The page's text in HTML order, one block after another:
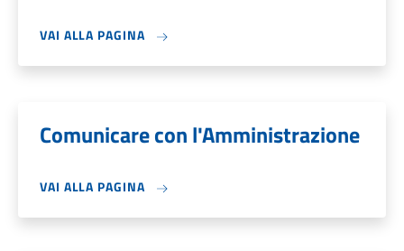
VAI ALLA PAGINA
Comunicare con l'Amministrazione
VAI ALLA PAGINA